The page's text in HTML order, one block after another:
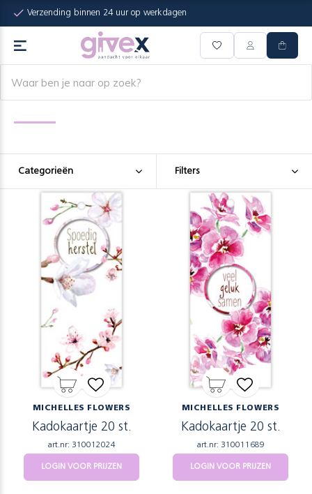
Verzending binnen 24 uur op werkdagen
Categorieën Filters
MICHELLES FLOWERS
Kadokaartje 20 st.
art.nr: 310012024
LOGIN VOOR PRIJZEN
MICHELLES FLOWERS
Kadokaartje 20 st.
art.nr: 310011689
LOGIN VOOR PRIJZEN